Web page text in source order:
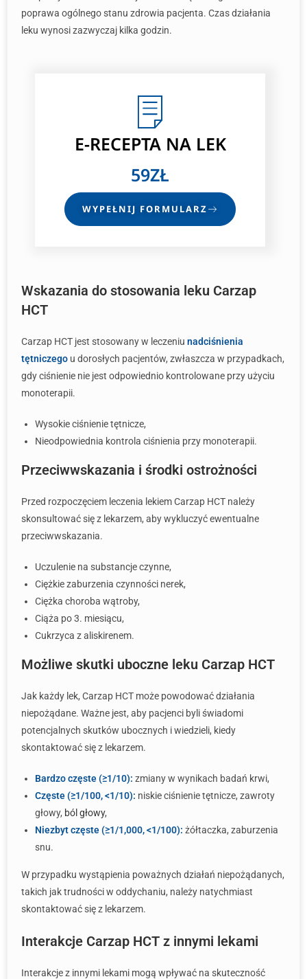
poprawa ogólnego stanu zdrowia pacjenta. Czas działania
leku wynosi zazwyczaj kilka godzin.
E-RECEPTANA LEK
59ZŁ
WYPEŁNIJ FORMULARZ
Wskazania do stosowania leku Carzap
HCT
Carzap HCT jest stosowany w leczeniu nadciśnienia
tętniczego u dorosłych pacjentów, zwłaszcza w przypadkach,
gdy ciśnienie nie jest odpowiednio kontrolowane przy użyciu
monoterapii.
Wysokie ciśnienie tętnicze,
Nieodpowiednia kontrola ciśnienia przy monoterapii.
Przeciwwskazania i środki ostrożności
Przed rozpoczęciem leczenia lekiem Carzap HCT należy
skonsultować się z lekarzem, aby wykluczyć ewentualne
przeciwwskazania.
Uczulenie na substancje czynne,
Ciężkie zaburzenia czynności nerek,
Ciężka choroba wątroby,
Ciąża po 3. miesiącu,
Cukrzyca z aliskirenem.
Możliwe skutki uboczne leku Carzap HCT
Jak każdy lek, Carzap HCT może powodować działania
niepożądane. Ważne jest, aby pacjenci byli świadomi
potencjalnych skutków ubocznych i wiedzieli, kiedy
skontaktować się z lekarzem.
Bardzo częste (≥1/10): zmiany w wynikach badań krwi,
Częste (≥1/100, <1/10): niskie ciśnienie tętnicze, zawroty
głowy, ból głowy,
Niezbyt częste (≥1/1,000, <1/100): żółtaczka, zaburzenia
snu.
W przypadku wystąpienia poważnych działań niepożądanych,
takich jak trudności w oddychaniu, należy natychmiast
skontaktować się z lekarzem.
Interakcje Carzap HCT z innymi lekami
Interakcje z innymi lekami mogą wpływać na skuteczność